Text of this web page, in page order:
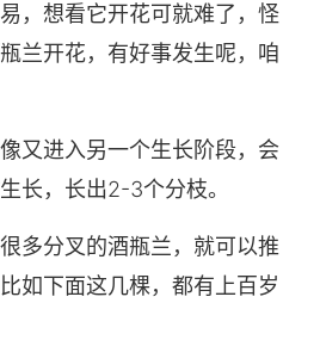
，想看它开花可就难了，怪
兰开花，有好事发生呢，咱
又进入另一个生长阶段，会
长，长出2-3个分枝。
多分叉的酒瓶兰，就可以推
如下面这几棵，都有上百岁